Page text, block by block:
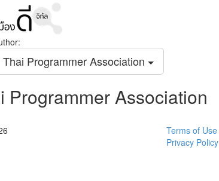
Thai Programmer Association
Programmer Association
Terms of Use
Privacy Policy